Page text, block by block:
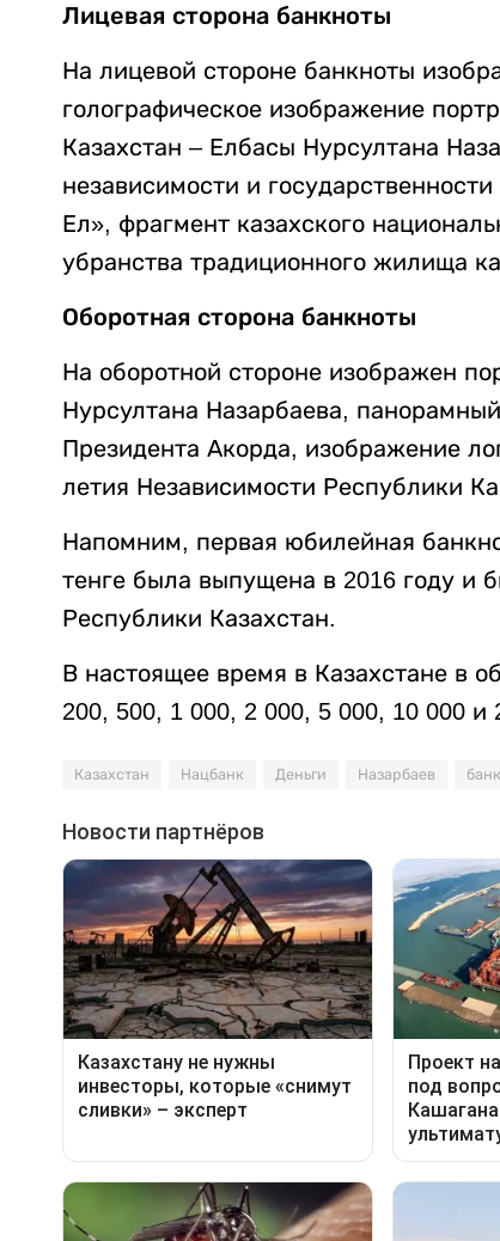
Лицевая сторона банкноты
На лицевой стороне банкноты
голографическое изображение
Казахстан – Елбасы Нурсултана
независимости и
Ел», фрагмент казахского
убранства традиционного жилища
Оборотная сторона банкноты
На оборотной стороне изображен
Нурсултана Назарбаева,
Президента Акорда, изображение
летия Независимости Республики
Напомним, первая юбилейная
тенге была выпущена в 2016 году и
Республики Казахстан.
В настоящее время в Казахстане в
200, 500, 1 000, 2 000, 5 000, 10 000 и
Казахстан Нацбанк Деньги Назарбаев